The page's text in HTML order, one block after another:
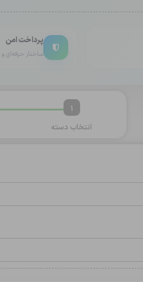
پرداخت امن
ساختار حرفه‌ای
1
انتخاب دسته